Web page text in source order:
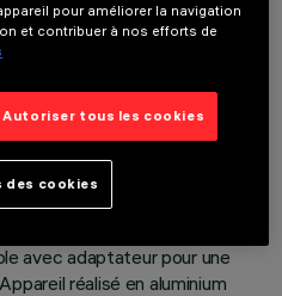
avec adaptateur pour une
réalisé en aluminium
pour améliorer la navigation
et contribuer à nos efforts de
Autoriser tous les cookies
des cookies